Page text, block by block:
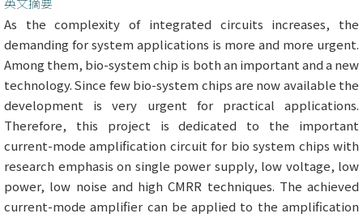
As the complexity of integrated circuits increases, the
demanding for system applications is more and more urgent.
Among them, bio-system chip is both an important and a new
technology. Since few bio-system chips are now available the
development is very urgent for practical applications.
Therefore, this project is dedicated to the important
current-mode amplification circuit for bio system chips with
research emphasis on single power supply, low voltage, low
power, low noise and high CMRR techniques. The achieved
current-mode amplifier can be applied to the amplification